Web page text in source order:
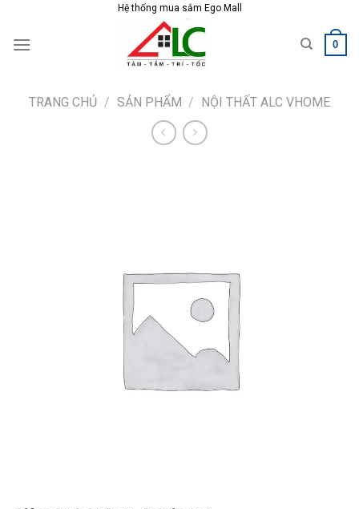
content
Hệ thống mua sắm Ego Mall
0
TRANG CHỦ / SẢN PHẨM / NỘI THẤT ALC VHOME